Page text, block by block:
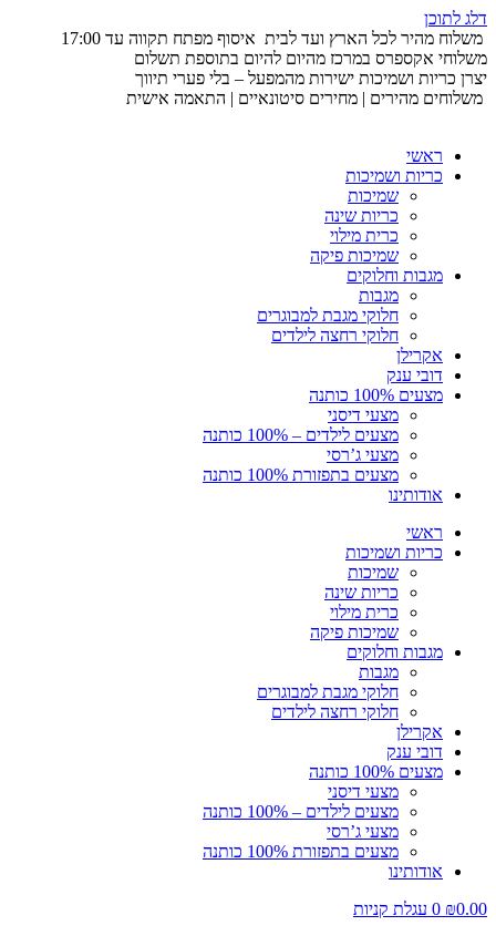
דלג לתוכן
משלוח מהיר לכל הארץ ועד לבית איסוף מפתח תקווה עד 17:00
משלוחי אקספרס במרכז מהיום להיום בתוספת תשלום
יצרן כריות ושמיכות ישירות מהמפעל – בלי פערי תיווך
משלוחים מהירים | מחירים סיטונאיים | התאמה אישית
ראשי
כריות ושמיכות
שמיכות
כריות שינה
כרית מילוי
שמיכות פיקה
מגבות וחלוקים
מגבות
חלוקי מגבת למבוגרים
חלוקי רחצה לילדים
אקרילן
דובי ענק
מצעים 100% כותנה
מצעי דיסני
מצעים לילדים – 100% כותנה
מצעי ג’רסי
מצעים בתפזורת 100% כותנה
אודותינו
ראשי
כריות ושמיכות
שמיכות
כריות שינה
כרית מילוי
שמיכות פיקה
מגבות וחלוקים
מגבות
חלוקי מגבת למבוגרים
חלוקי רחצה לילדים
אקרילן
דובי ענק
מצעים 100% כותנה
מצעי דיסני
מצעים לילדים – 100% כותנה
מצעי ג’רסי
מצעים בתפזורת 100% כותנה
אודותינו
₪0.00
0 עגלת קניות